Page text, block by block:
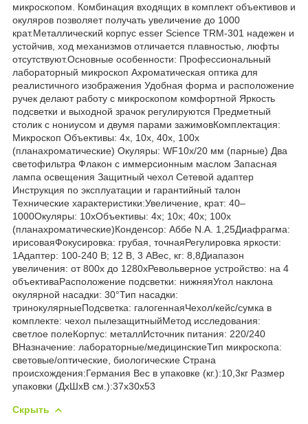
микроскопом. Комбинация входящих в комплект объективов и
окуляров позволяет получать увеличение до 1000
крат.Металлический корпус esser Science TRM-301 надежен и
устойчив, ход механизмов отличается плавностью, люфты
отсутствуют.Основные особенности: Профессиональный
лабораторный микроскоп Ахроматическая оптика для
реалистичного изображения Удобная форма и расположение
ручек делают работу с микроскопом комфортной Яркость
подсветки и выходной зрачок регулируются Предметный
столик с нониусом и двумя парами зажимовКомплектация:
Микроскоп Объективы: 4х, 10х, 40х, 100х
(планахроматические) Окуляры: WF10x/20 мм (парные) Два
светофильтра Флакон с иммерсионным маслом Запасная
лампа освещения Защитный чехол Сетевой адаптер
Инструкция по эксплуатации и гарантийный талон
Технические характеристики:Увеличение, крат: 40–
1000Окуляры: 10xОбъективы: 4x; 10x; 40x; 100x
(планахроматические)Конденсор: Аббе N.A. 1,25Диафрагма:
ирисоваяФокусировка: грубая, точнаяРегулировка яркости:
1Адаптер: 100-240 В; 12 В, 3 АВес, кг: 8,8Диапазон
увеличения: от 800х до 1280хРевольверное устройство: на 4
объективаРасположение подсветки: нижняяУгол наклона
окулярной насадки: 30°Тип насадки:
тринокулярныеПодсветка: галогеннаяЧехол/кейс/сумка в
комплекте: чехол пылезащитныйМетод исследования:
светлое полеКорпус: металлИсточник питания: 220/240
ВНазначение: лабораторные/медицинскиеТип микроскопа:
световые/оптические, биологические Страна
происхождения:Германия Вес в упаковке (кг.):10,3кг Размер
упаковки (ДхШхВ см.):37x30x53
Скрыть